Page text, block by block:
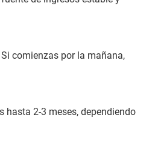
comienzas por la mañana,
hasta 2-3 meses, dependiendo